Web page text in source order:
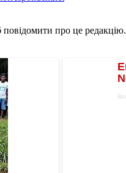
повідомити про це редакцію.